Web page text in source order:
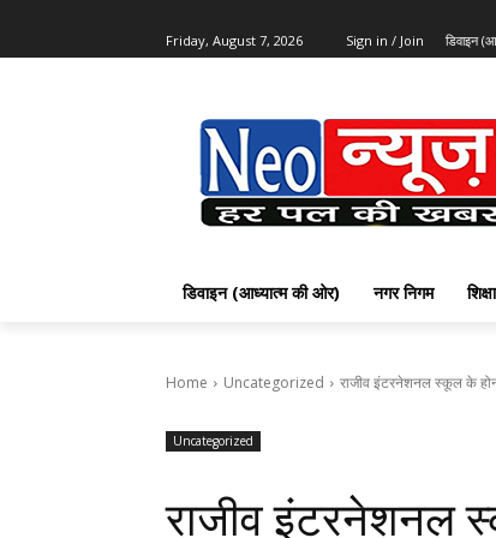
Friday, August 7, 2026 Sign in / Join डिवाइन
डिवाइन (आध्यात्म की ओर) नगर निगम
Home Uncategorized राजीव इंटरनेशनल स्कूल के
Uncategorized
राजीव इंटरनेशनल